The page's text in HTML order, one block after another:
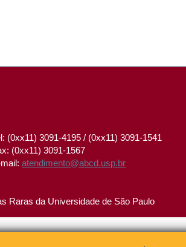
(0xx11) 3091-4195 / (0xx11) 3091-1541
(0xx11) 3091-1567
mail:atendimento@abcd.usp.br
Raras da Universidade de São Paulo